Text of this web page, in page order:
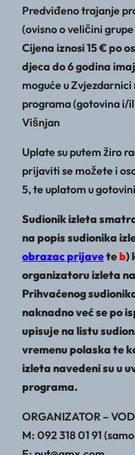
Predviđeno trajanje
(ovisno o veličini
Cijena iznosi 15 € po
djeca do 6 godina
moguće u
programa (gotovina i/
Višnjan
Uplate su putem žiro
prijaviti se možete i
5, te uplatom u
Sudionik izleta
na popis sudionika
obrazac prijaveteb)
organizatoru izleta
Prihvaćenog
naknadno već se po
upisuje na listu
vremenu polaska te
izleta navedeni su u
programa.
ORGANIZATOR –
M: 092 318 01 91